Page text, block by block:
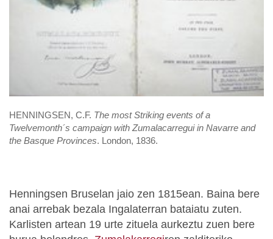
HENNINGSEN, C.F. The most Striking events of a
Twelvemonth´s campaign with Zumalacarregui in Navarre and
the Basque Provinces. London, 1836.
Henningsen Bruselan jaio zen 1815ean. Baina bere
anai arrebak bezala Ingalaterran bataiatu zuten.
Karlisten artean 19 urte zituela aurkeztu zuen bere